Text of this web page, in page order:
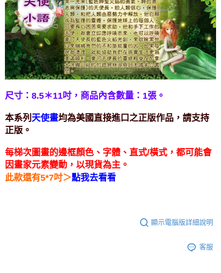
賣家宅配幫您送（台灣）
每筆NT$80，滿NT$3,000(含以上)免運費
郵局幫你送（離島）
每筆NT$80，滿NT$3,000(含以上)免運費
付款後門市自取
免運費
尺寸：8.5＊11吋， 商品內含數量：1張。
本系列 天使畫均為美國直接進口之正版作品，請支持
正版。
每梯次圖畫的邊框顏色、字體、直式/橫式，都可能會
因畫家元素變動，以現貨為主。
此款還有5*7吋＞點我去看看
顯示電腦版詳細說明
客服